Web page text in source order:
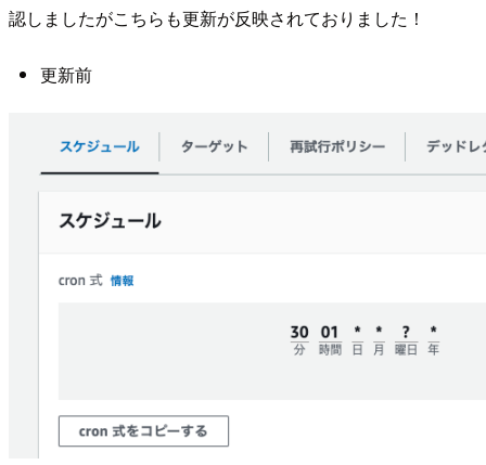
認しましたがこちらも更新が反映されておりました！
更新前